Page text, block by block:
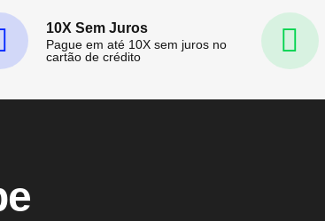
10X Sem Juros
Pague em até 10X sem juros no
cartão de crédito